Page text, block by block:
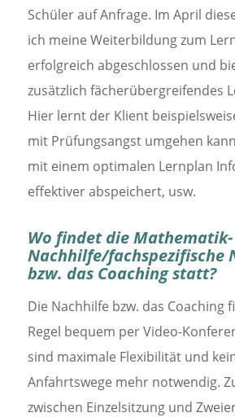
Schüler auf Anfrage. Im April
ich meine Weiterbildung zum
erfolgreich abgeschlossen und
zusätzlich fächerübergreifendes
Hier lernt der Klient
mit Prüfungsangst umgehen
mit einem optimalen Lernplan
effektiver abspeichert, usw.
Wo findet die Mathematik-
Nachhilfe/fachspezifische
bzw. das Coaching statt?
Die Nachhilfe bzw. das Coaching
Regel bequem per Video-
sind maximale Flexibilität und
Anfahrtswege mehr notwendig.
zwischen Einzelsitzung und